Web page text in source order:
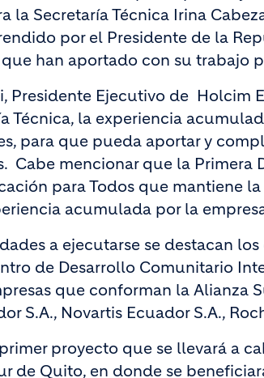
la Secretaría Técnica Irina
por el Presidente de la
han aportado con su trabajo
Presidente Ejecutivo de Holcim
Técnica, la experiencia
para que pueda aportar y
Cabe mencionar que la Primera
para Todos que mantiene
acumulada por la
a ejecutarse se destacan
de Desarrollo Comunitario
que conforman la Alianza
S.A., Novartis Ecuador S.A.,
proyecto que se llevará a
de Quito, en donde se